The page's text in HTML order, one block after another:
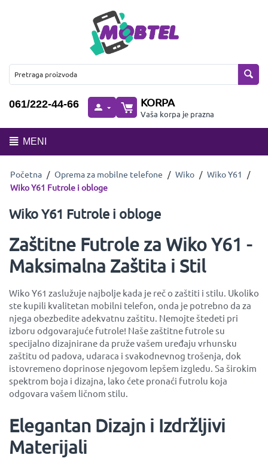
061/222-44-66 KORPA
Vaša korpa je prazna
MENI
Početna / Oprema za mobilne telefone / Wiko / Wiko Y61
/
Wiko Y61 Futrole i obloge
Wiko Y61 Futrole i obloge
Zaštitne Futrole za Wiko Y61 -
Maksimalna Zaštita i Stil
Wiko Y61 zaslužuje najbolje kada je reč o zaštiti i stilu. Ukoliko
ste kupili kvalitetan mobilni telefon, onda je potrebno da za
njega obezbedite adekvatnu zaštitu. Nemojte štedeti pri
izboru odgovarajuće futrole! Naše zaštitne futrole su
specijalno dizajnirane da pruže vašem uređaju vrhunsku
zaštitu od padova, udaraca i svakodnevnog trošenja, dok
istovremeno doprinose njegovom lepšem izgledu. Sa širokim
spektrom boja i dizajna, lako ćete pronaći futrolu koja
odgovara vašem ličnom stilu.
Elegantan Dizajn i Izdržljivi
Materijali